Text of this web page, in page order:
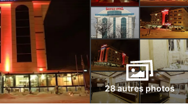
28 autres photos